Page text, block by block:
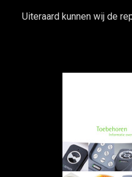
Uiteraard kunnen wij de